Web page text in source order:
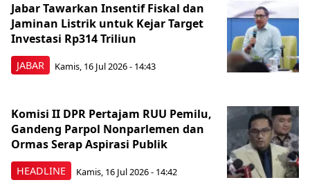
JABAR
Jabar Tawarkan Insentif Fiskal dan
Jaminan Listrik untuk Kejar Target
Investasi Rp314 Triliun
Kamis, 16 Jul 2026 - 14:43
HEADLINE
Komisi II DPR Pertajam RUU Pemilu,
Gandeng Parpol Nonparlemen dan
Ormas Serap Aspirasi Publik
Kamis, 16 Jul 2026 - 14:42